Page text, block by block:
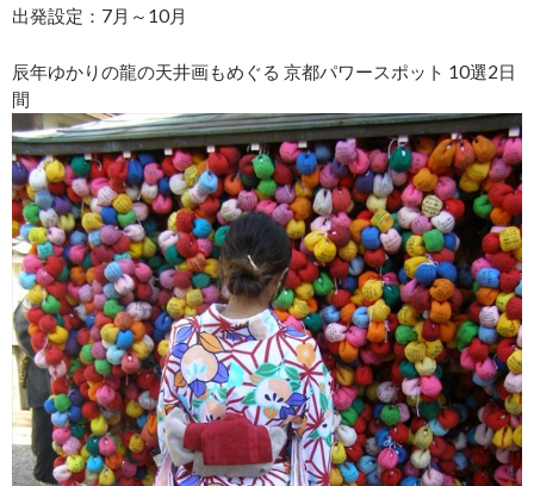
出発設定：7月～10月
辰年ゆかりの龍の天井画もめぐる 京都パワースポット 10選2日
間